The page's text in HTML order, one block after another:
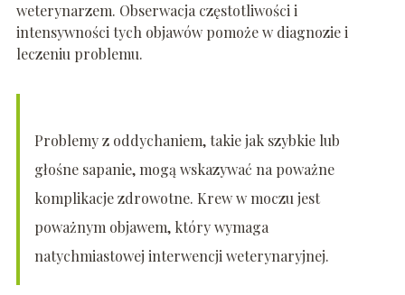
weterynarzem. Obserwacja częstotliwości i
intensywności tych objawów pomoże w diagnozie i
leczeniu problemu.
Problemy z oddychaniem, takie jak szybkie lub
głośne sapanie, mogą wskazywać na poważne
komplikacje zdrowotne. Krew w moczu jest
poważnym objawem, który wymaga
natychmiastowej interwencji weterynaryjnej.